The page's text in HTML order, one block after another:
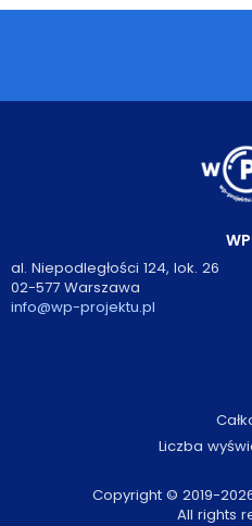
al. Niepodległości 124, lok. 26
02-577 Warszawa
info@wp-projektu.pl
Liczba
Copyright © 2019-
All rights